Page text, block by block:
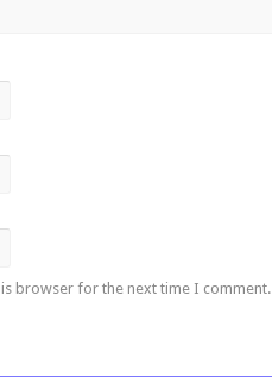
browser for the next time I comment.